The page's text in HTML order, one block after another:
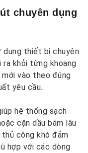
chuyên dụng
dụng thiết bị chuyên
ra khỏi từng khoang
mới vào theo đúng
yêu cầu.
hệ thống sạch
cặn dầu bám lâu
công khó đảm
hợp với các dòng